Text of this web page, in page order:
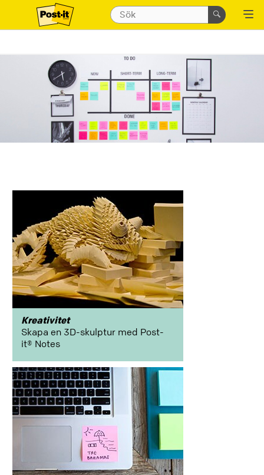
dry_erase_surface
colour
education
utvalda
samarbete
kontorsorganisering
newyork_color
Kreativitet
Skapa en 3D-skulptur med Post-
it® Notes